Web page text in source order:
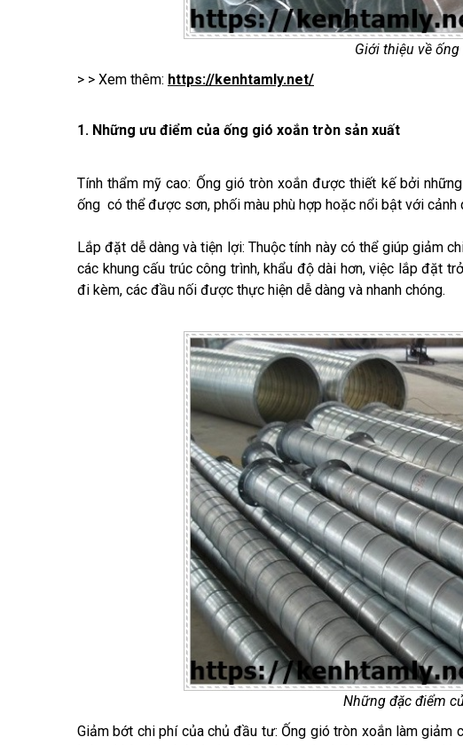
Giới thiệu về
> > Xem thêm: https://kenhtamly.net/
1. Những ưu điểm của ống gió xoắn tròn sản xuất
Tính thẩm mỹ cao: Ống gió tròn xoắn được thiết kế bởi
ống có thể được sơn, phối màu phù hợp hoặc nổi bật với cảnh
Lắp đặt dễ dàng và tiện lợi: Thuộc tính này có thể giúp giảm
các khung cấu trúc công trình, khẩu độ dài hơn, việc lắp đặt
đi kèm, các đầu nối được thực hiện dễ dàng và nhanh chóng.
Những đặc điểm
Giảm bớt chi phí của chủ đầu tư: Ống gió tròn xoắn làm